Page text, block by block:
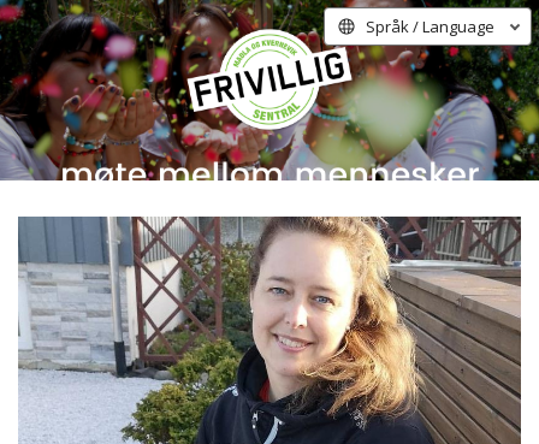
Språk / Language